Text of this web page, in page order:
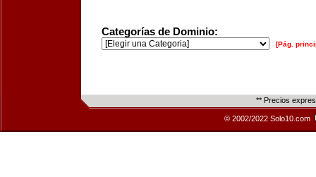
Categorías de Dominio:
[Pág.
** Precios
© 2002/2022 Solo10.com